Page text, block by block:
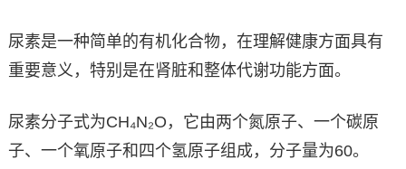
尿素是一种简单的有机化合物，在理解健康方面具有
重要意义，特别是在肾脏和整体代谢功能方面。
尿素分子式为CH₄N₂O，它由两个氮原子、一个碳原
子、一个氧原子和四个氢原子组成，分子量为60。